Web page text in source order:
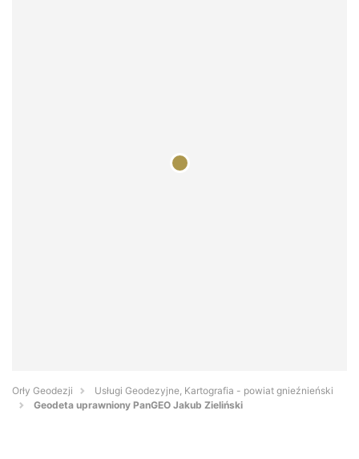
Orły Geodezji
Usługi Geodezyjne, Kartografia - powiat gnieźnieński
Geodeta uprawniony PanGEO Jakub Zieliński